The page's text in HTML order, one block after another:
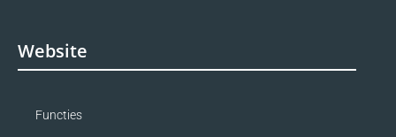
Website
Functies